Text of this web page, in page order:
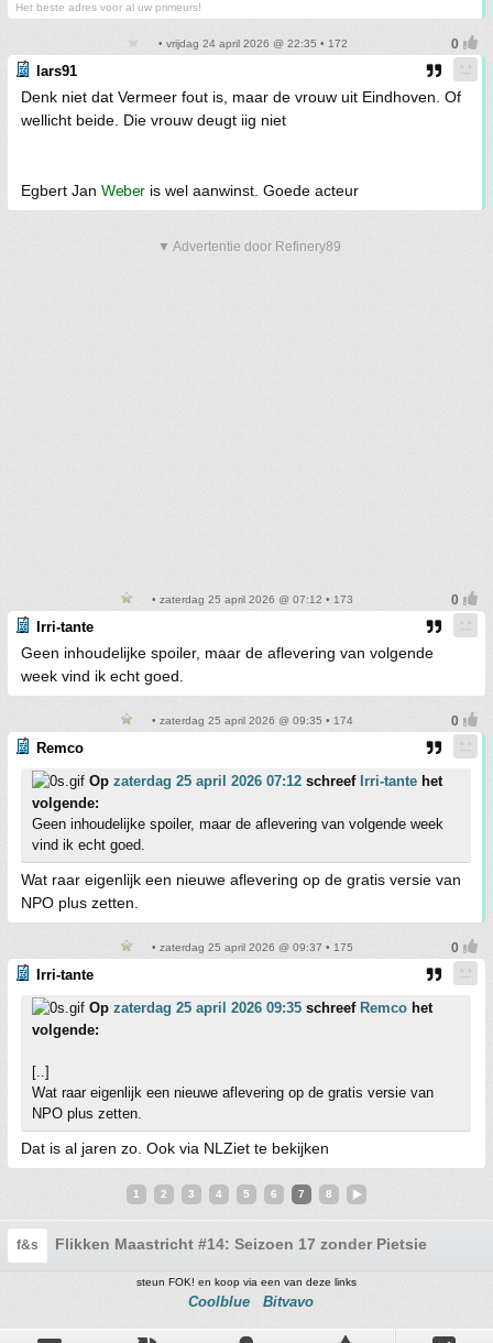
Het beste adres voor al uw primeurs!
• vrijdag 24 april 2026 @ 22:35 • 172
lars91
Denk niet dat Vermeer fout is, maar de vrouw uit Eindhoven. Of
wellicht beide. Die vrouw deugt iig niet
Egbert Jan Weberis wel aanwinst. Goede acteur
▼ Advertentie door Refinery89
• zaterdag 25 april 2026 @ 07:12 • 173
Irri-tante
Geen inhoudelijke spoiler, maar de aflevering van volgende
week vind ik echt goed.
• zaterdag 25 april 2026 @ 09:35 • 174
Remco
Op zaterdag 25 april 2026 07:12 schreef Irri-tante het
volgende:
Geen inhoudelijke spoiler, maar de aflevering van volgende week
vind ik echt goed.
Wat raar eigenlijk een nieuwe aflevering op de gratis versie van
NPO plus zetten.
• zaterdag 25 april 2026 @ 09:37 • 175
Irri-tante
Op zaterdag 25 april 2026 09:35 schreef Remco het
volgende:
[..]
Wat raar eigenlijk een nieuwe aflevering op de gratis versie van
NPO plus zetten.
Dat is al jaren zo. Ook via NLZiet te bekijken
1 2 3 4 5 6 7 8
f&s Flikken Maastricht #14: Seizoen 17 zonder Pietsie
steun FOK! en koop via een van deze links
Coolblue Bitvavo